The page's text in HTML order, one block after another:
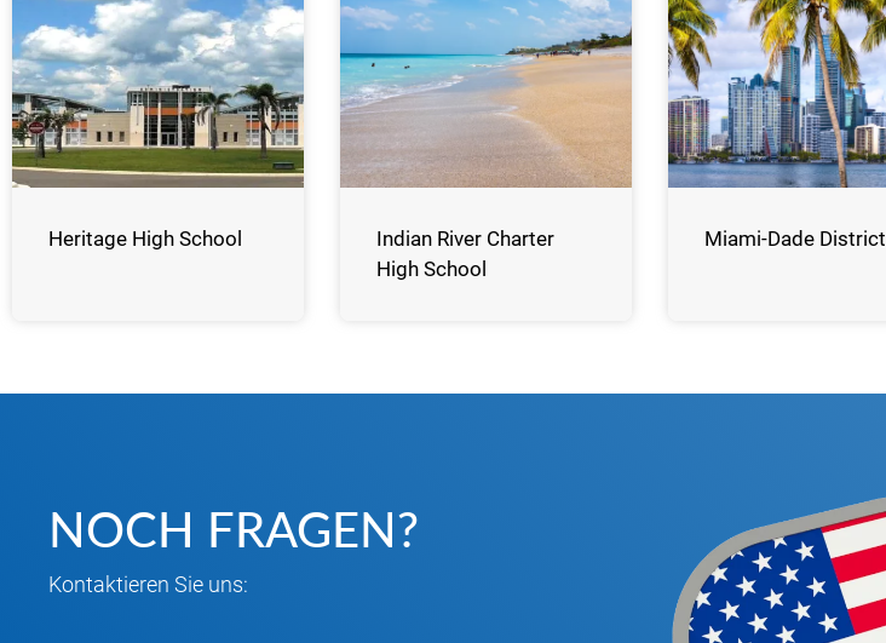
Heritage High School
Indian River Charter
High School
Miami-Dade District
NOCH FRAGEN?
Kontaktieren Sie uns: